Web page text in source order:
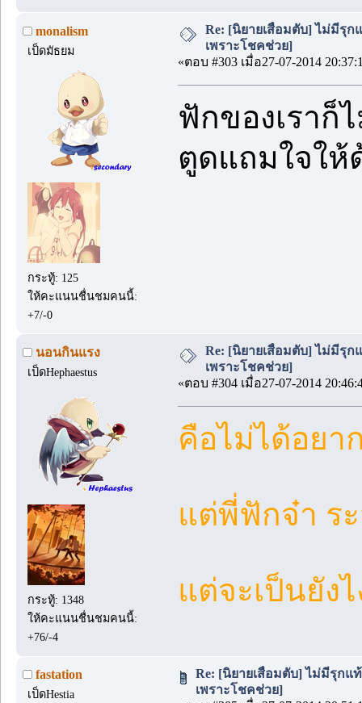
monalism
เป็ดมัธยม
กระทู้: 125
ให้คะแนนชื่นชมคนนี้:
+7/-0
Re: [นิยายเสื่อมตับ] ไม่มีรุก
เพราะโชคช่วย]
«ตอบ #303 เมื่อ27-07-2014
ฟักของเราก็
ตูดแถมใจใ
นอนกินแรง
เป็ดHephaestus
กระทู้: 1348
ให้คะแนนชื่นชมคนนี้:
+76/-4
Re: [นิยายเสื่อมตับ] ไม่มีรุก
เพราะโชคช่วย]
«ตอบ #304 เมื่อ27-07-2014
คือไม่ได้อยา
แต่พี่ฟักจ๋า ร
แต่จะเป็นยัง
fastation
เป็ดHestia
Re: [นิยายเสื่อมตับ] ไม่มีรุกแ
เพราะโชคช่วย]